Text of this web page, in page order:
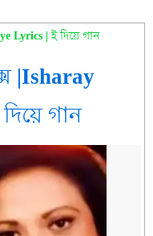
Lyrics | ই দিয়ে গান
|Isharay
গান